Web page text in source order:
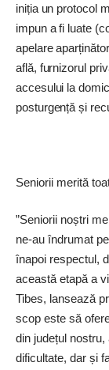
iniția un protocol
impun a fi luate
apelare
află, furnizorul
accesului la
posturgență și
Seniorii merită
”Seniorii noștri
­ne-au îndrumat
înapoi respectul,
această etapă a
Tibes, lansează
scop este să
din județul
dificultate, dar și